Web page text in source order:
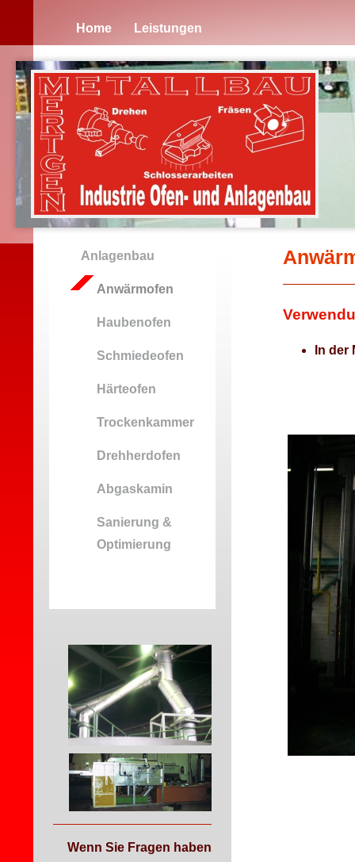
Home Leistungen
Anlagenbau
Anwärmofen
Haubenofen
Schmiedeofen
Härteofen
Trockenkammer
Drehherdofen
Abgaskamin
Sanierung &
Optimierung
Wenn Sie Fragen haben
In